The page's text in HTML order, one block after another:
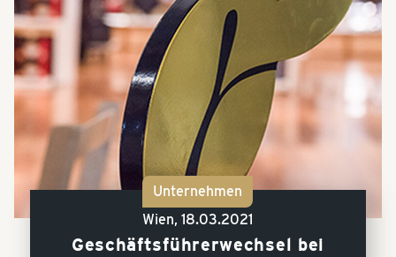
Unternehmen
Wien,18.03.2021
Geschäftsführerwechsel bei